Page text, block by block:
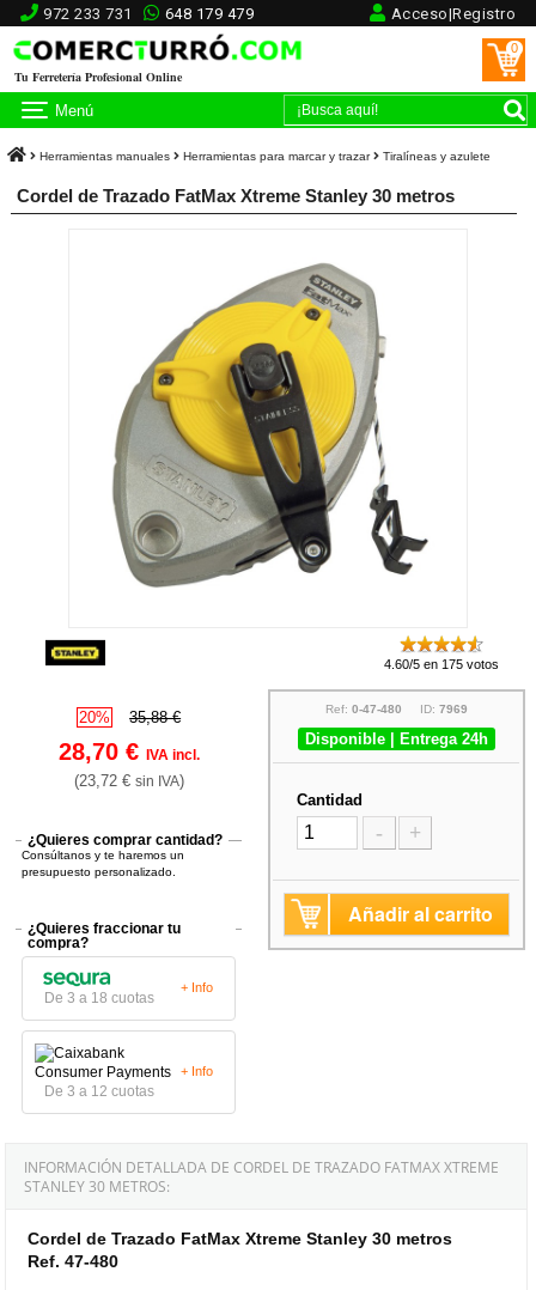
972 233 731 648 179 479 Acceso|Registro
Tu Ferretería Profesional Online
0
Menú
Herramientas manuales Herramientas para marcar y trazar Tiralíneas y azulete
Cordel de Trazado FatMax Xtreme Stanley 30 metros
4.60/5 en 175 votos
20% 35,88 €
28,70 € IVA incl.
(23,72 € sin IVA)
¿Quieres comprar cantidad?
Consúltanos y te haremos un
presupuesto personalizado.
¿Quieres fraccionar tu
compra?
De 3 a 18 cuotas
+ Info
De 3 a 12 cuotas
+ Info
Ref: 0-47-480 ID: 7969
Disponible | Entrega 24h
Cantidad
- +
Añadir al carrito
INFORMACIÓN DETALLADA DE CORDEL DE TRAZADO FATMAX XTREME
STANLEY 30 METROS:
Cordel de Trazado FatMax Xtreme Stanley 30 metros
Ref. 47-480